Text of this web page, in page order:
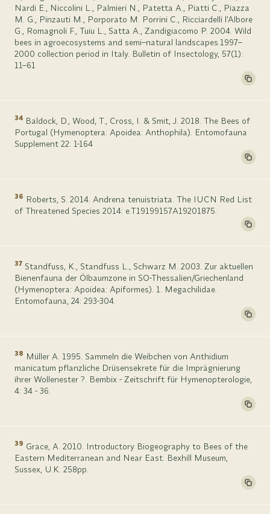
Nardi E., Niccolini L., Palmieri N., Patetta A., Piatti C., Piazza
M. G., Pinzauti M., Porporato M. Porrini C., Ricciardelli l'Albore
G., Romagnoli F., Tuiu L., Satta A., Zandigiacomo P. 2004. Wild
bees in agroecosystems and semi–natural landscapes.1997–
2000 collection period in Italy. Bulletin of Insectology, 57(1):
11–61
34 Baldock, D., Wood, T., Cross, I. & Smit, J. 2018. The Bees of
Portugal (Hymenoptera: Apoidea: Anthophila). Entomofauna
Supplement 22: 1-164
36 Roberts, S. 2014. Andrena tenuistriata. The IUCN Red List
of Threatened Species 2014: e.T19199157A19201875.
37 Standfuss, K., Standfuss L., Schwarz M. 2003. Zur aktuellen
Bienenfauna der Ölbaumzone in SO-Thessalien/Griechenland
(Hymenoptera: Apoidea: Apiformes). 1. Megachilidae.
Entomofauna, 24: 293-304.
38 Müller A. 1995. Sammeln die Weibchen von Anthidium
manicatum pflanzliche Drüsensekrete für die Imprägnierung
ihrer Wollenester ?. Bembix - Zeitschrift für Hymenopterologie,
4: 34 - 36.
39 Grace, A. 2010. Introductory Biogeography to Bees of the
Eastern Mediterranean and Near East. Bexhill Museum,
Sussex, U.K. 258pp.